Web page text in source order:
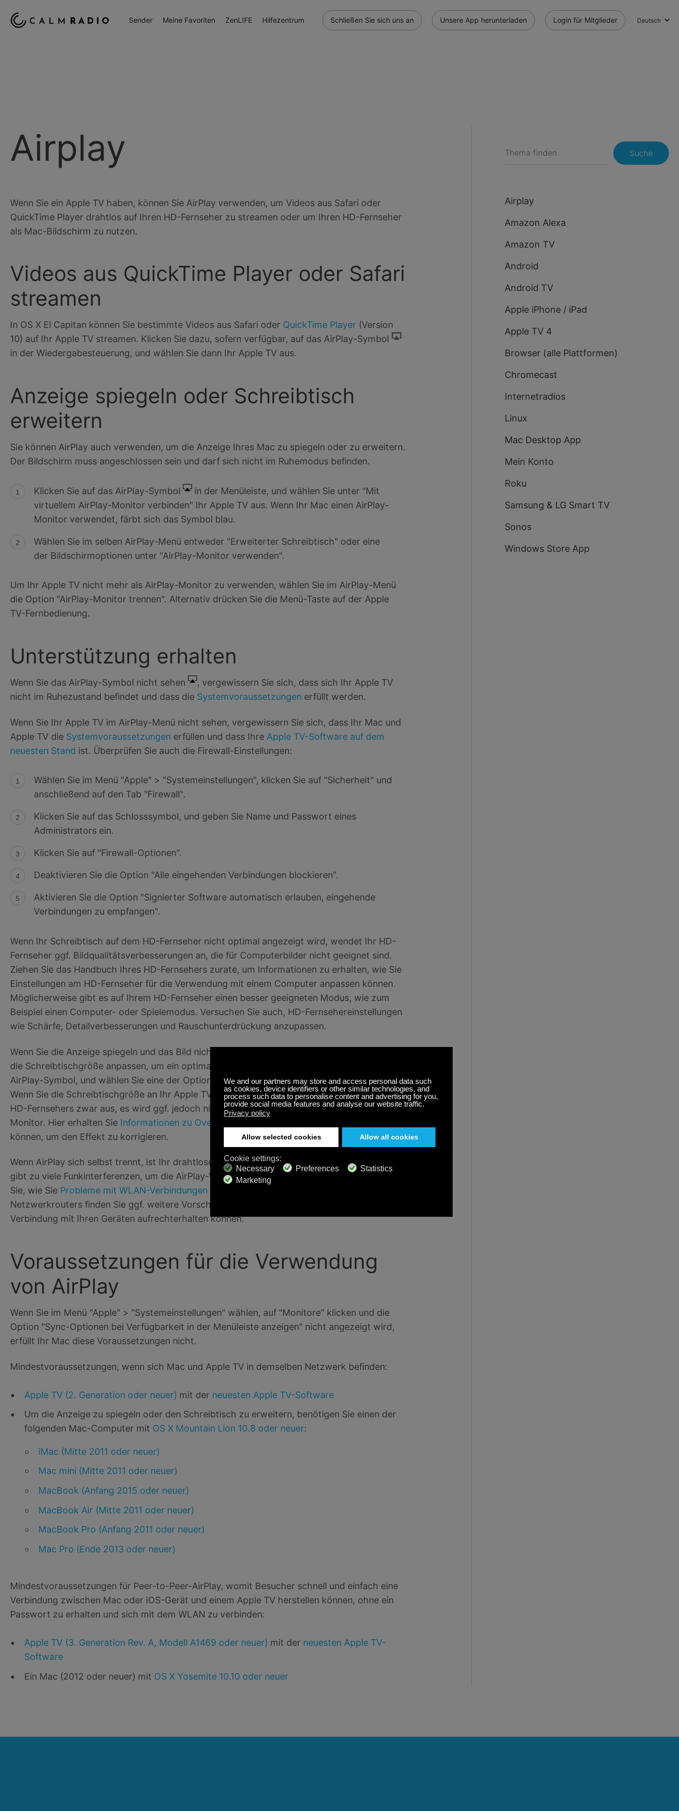
Sender Meine Favoriten ZenLIFE Hilfezentrum Schließen Sie sich uns an Unsere App herunterladen Login für Mitglieder Deutsch
Airplay
Wenn Sie ein Apple TV haben, können Sie AirPlay verwenden, um Videos aus Safari oder
QuickTime Player drahtlos auf Ihren HD-Fernseher zu streamen oder um Ihren HD-Fernseher
als Mac-Bildschirm zu nutzen.
Videos aus QuickTime Player oder Safari
streamen
In OS X El Capitan können Sie bestimmte Videos aus Safari oder QuickTime Player (Version
10) auf Ihr Apple TV streamen. Klicken Sie dazu, sofern verfügbar, auf das AirPlay-Symbol
in der Wiedergabesteuerung, und wählen Sie dann Ihr Apple TV aus.
Anzeige spiegeln oder Schreibtisch
erweitern
Sie können AirPlay auch verwenden, um die Anzeige Ihres Mac zu spiegeln oder zu erweitern.
Der Bildschirm muss angeschlossen sein und darf sich nicht im Ruhemodus befinden.
Klicken Sie auf das AirPlay-Symbol
in der Menüleiste, und wählen Sie unter "Mit
virtuellem AirPlay-Monitor verbinden" Ihr Apple TV aus. Wenn Ihr Mac einen AirPlay-
Monitor verwendet, färbt sich das Symbol blau.
Wählen Sie im selben AirPlay-Menü entweder "Erweiterter Schreibtisch" oder eine
der Bildschirmoptionen unter "AirPlay-Monitor verwenden".
Um Ihr Apple TV nicht mehr als AirPlay-Monitor zu verwenden, wählen Sie im AirPlay-Menü
die Option "AirPlay-Monitor trennen". Alternativ drücken Sie die Menü-Taste auf der Apple
TV-Fernbedienung.
Unterstützung erhalten
Wenn Sie das AirPlay-Symbol nicht sehen
, vergewissern Sie sich, dass sich Ihr Apple TV
nicht im Ruhezustand befindet und dass die Systemvoraussetzungen erfüllt werden.
Wenn Sie Ihr Apple TV im AirPlay-Menü nicht sehen, vergewissern Sie sich, dass Ihr Mac und
Apple TV die Systemvoraussetzungen erfüllen und dass Ihre Apple TV-Software auf dem
neuesten Stand ist. Überprüfen Sie auch die Firewall-Einstellungen:
Wählen Sie im Menü "Apple" > "Systemeinstellungen", klicken Sie auf "Sicherheit" und
anschließend auf den Tab "Firewall".
Klicken Sie auf das Schlosssymbol, und geben Sie Name und Passwort eines
Administrators ein.
Klicken Sie auf "Firewall-Optionen".
Deaktivieren Sie die Option "Alle eingehenden Verbindungen blockieren".
Aktivieren Sie die Option "Signierter Software automatisch erlauben, eingehende
Verbindungen zu empfangen".
Wenn Ihr Schreibtisch auf dem HD-Fernseher nicht optimal angezeigt wird, wendet Ihr HD-
Fernseher ggf. Bildqualitätsverbesserungen an, die für Computerbilder nicht geeignet sind.
Ziehen Sie das Handbuch Ihres HD-Fernsehers zurate, um Informationen zu erhalten, wie Sie
Einstellungen am HD-Fernseher für die Verwendung mit einem Computer anpassen können.
Möglicherweise gibt es auf Ihrem HD-Fernseher einen besser geeigneten Modus, wie zum
Beispiel einen Computer- oder Spielemodus. Versuchen Sie auch, HD-Fernsehereinstellungen
wie Schärfe, Detailverbesserungen und Rauschunterdrückung anzupassen.
Wenn Sie die Anzeige spiegeln und das Bild nicht auf Ihren HD-Fernseher passt, können Sie
die Schreibtischgröße anpassen, um ein optimales Bild zu erhalten. Klicken Sie auf das
AirPlay-Symbol, und wählen Sie eine der Optionen unter "Schreibtischgröße anpassen auf".
Wenn Sie die Schreibtischgröße an Ihr Apple TV anpassen, füllt das Bild den Bildschirm des
HD-Fernsehers zwar aus, es wird ggf. jedoch nicht so optimal angzeigt wie auf Ihrem Mac-
Monitor. Hier erhalten Sie Informationen zu Overscan und Underscan
können, um den Effekt zu korrigieren.
Wenn AirPlay sich selbst trennt, ist Ihr drahtloses Netzwerk ggf. stark ausgelastet oder es
gibt zu viele Funkinterferenzen, um die AirPlay-Verbindung aufrechtzuerhalten. Hier erfahren
Sie, wie Sie Probleme mit WLAN-Verbindungen beheben
Netzwerkrouters finden Sie ggf. weitere Vorschläge, wie Sie eine stabile und schnelle
Verbindung mit Ihren Geräten aufrechterhalten können.
Voraussetzungen für die Verwendung
von AirPlay
Wenn Sie im Menü "Apple" > "Systemeinstellungen" wählen, auf "Monitore" klicken und die
Option "Sync-Optionen bei Verfügbarkeit in der Menüleiste anzeigen" nicht angezeigt wird,
erfüllt Ihr Mac diese Voraussetzungen nicht.
Mindestvoraussetzungen, wenn sich Mac und Apple TV in demselben Netzwerk befinden:
Apple TV (2. Generation oder neuer) mit der neuesten Apple TV-Software
Um die Anzeige zu spiegeln oder den Schreibtisch zu erweitern, benötigen Sie einen der
folgenden Mac-Computer mit OS X Mountain Lion 10.8 oder neuer:
iMac (Mitte 2011 oder neuer)
Mac mini (Mitte 2011 oder neuer)
MacBook (Anfang 2015 oder neuer)
MacBook Air (Mitte 2011 oder neuer)
MacBook Pro (Anfang 2011 oder neuer)
Mac Pro (Ende 2013 oder neuer)
Mindestvoraussetzungen für Peer-to-Peer-AirPlay, womit Besucher schnell und einfach eine
Verbindung zwischen Mac oder iOS-Gerät und einem Apple TV herstellen können, ohne ein
Passwort zu erhalten und sich mit dem WLAN zu verbinden:
Apple TV (3. Generation Rev. A, Modell A1469 oder neuer) mit der neuesten Apple TV-
Software
Ein Mac (2012 oder neuer) mit OS X Yosemite 10.10 oder neuer
Suche
Airplay
Amazon Alexa
Amazon TV
Android
Android TV
Apple iPhone / iPad
Apple TV 4
Browser (alle Plattformen)
Chromecast
Internetradios
Linux
Mac Desktop App
Mein Konto
Roku
Samsung & LG Smart TV
Sonos
Windows Store App